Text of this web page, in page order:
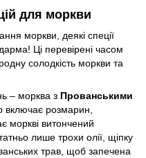
для моркви
моркви, деякі спеції
Ці перевірені часом
солодкість моркви та
– морква з Прованськими
включає розмарин,
моркві витончений
лише трохи олії, щіпку
трав, щоб запечена